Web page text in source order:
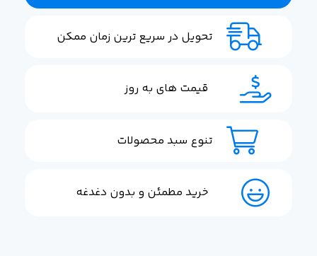
تحویل در سریع ترین زمان ممکن
قیمت های به روز
تنوع سبد محصولات
خرید مطمئن و بدون دغدغه